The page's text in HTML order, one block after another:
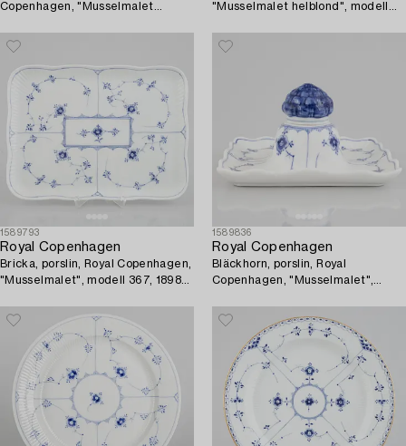
Copenhagen, "Musselmalet
1923.
"Musselmalet helblond", modell
1589793
Royal Copenhagen
Bricka, porslin, Royal Copenhagen,
"Musselmalet", modell 367, 1898-
1589836
Royal Copenhagen
Bläckhorn, porslin, Royal
Copenhagen, "Musselmalet",